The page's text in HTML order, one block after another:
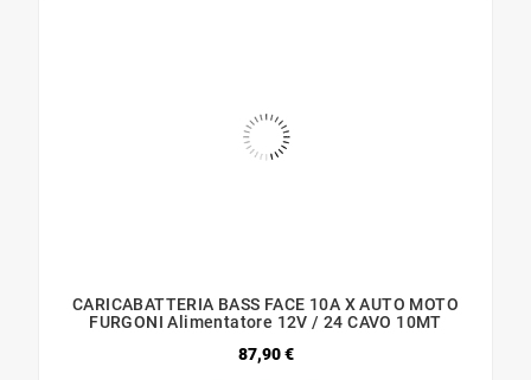
CARICABATTERIA BASS FACE 10A X AUTO MOTO
FURGONI Alimentatore 12V / 24 CAVO 10MT
87,90 €Prezzo